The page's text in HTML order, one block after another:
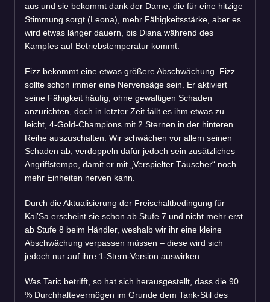
aus und sie bekommt dank der Dame, die für eine hitzige
Stimmung sorgt (Leona), mehr Fähigkeitsstärke, aber es
wird etwas länger dauern, bis Diana während des
Kampfes auf Betriebstemperatur kommt.
Fizz bekommt eine etwas größere Abschwächung. Fizz
sollte schon immer eine Nervensäge sein. Er aktiviert
seine Fähigkeit häufig, ohne gewaltigen Schaden
anzurichten, doch in letzter Zeit fällt es ihm etwas zu
leicht, 4-Gold-Champions mit 2 Sternen in der hinteren
Reihe auszuschalten. Wir schwächen vor allem seinen
Schaden ab, verdoppeln dafür jedoch sein zusätzliches
Angriffstempo, damit er mit „Verspielter Täuscher“ noch
mehr Einheiten nerven kann.
Durch die Aktualisierung der Freischaltbedingung für
Kai’Sa erscheint sie schon ab Stufe 7 und nicht mehr erst
ab Stufe 8 beim Händler, weshalb wir ihr eine kleine
Abschwächung verpassen müssen – diese wird sich
jedoch nur auf ihre 1-Stern-Version auswirken.
Was Taric betrifft, so hat sich herausgestellt, dass die 90
% Durchhaltevermögen im Grunde dem Tank-Stil des